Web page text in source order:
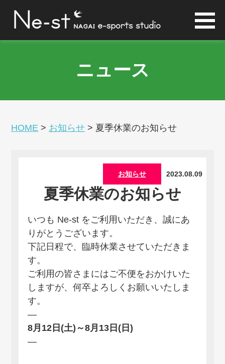
ニュース
HOME > お知らせ > 夏季休業のお知らせ
お知らせ 2023.08.09
夏季休業のお知らせ
いつも Ne-st をご利用いただき、誠にあ
りがとうございます。
下記日程で、臨時休業させていただきま
す。
ご利用の皆さまにはご不便をおかけいた
しますが、何卒よろしくお願いいたしま
す。
—
8月12日(土)～8月13日(日)
—